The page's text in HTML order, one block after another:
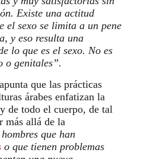
Existe una actitud
el sexo se limita a un pene
y eso resulta una
lo que es el sexo. No es
o genitales”.
que las prácticas
árabes enfatizan la
de todo el cuerpo, de tal
más allá de la
que han
o que tienen problemas